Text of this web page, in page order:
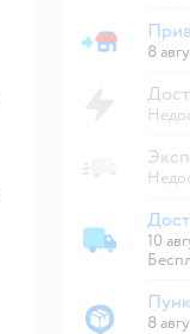
Привезти в
8
Доставка со
10
8